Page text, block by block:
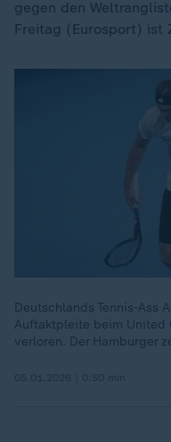
gegen den
Freitag (Eurosport) ist
Deutschlands Tennis-Ass
Auftaktpleite beim United
verloren. Der Hamburger